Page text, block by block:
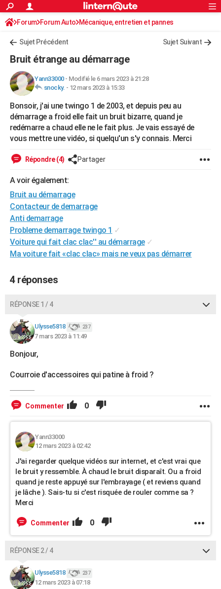
ACTUALITÉS
Politique
Société
Faits Divers
Education
Monde
Villes
+
FINANCE
Retraite
Impôts
Epargne
Immobilier
Risques naturels par ville
Banque
Assurance
Crédit
AUTO
Essais
Réserver un essai
Citadines
Berlines
SUV
Forum auto
+HIGH-TECH
Mobiles
Meilleur smartphone
Internet
Ordinateurs
Jeux vidéo
Guide high-tech
+BRICOLAGE
WEEK-END
Art de vivre
Bien-être
Loisirs
ModeModes de vie
SANTE
Alimentation
Guide de la santé
Maladies
Médicaments
Sommeil
Destinations
City break
Voyage nature
Voyage de noces
Forum
Climat
PHOTO
GUIDES D'ACHAT
Dictionnaire
Biographies
Citations
Expressions
Proverbes
PROGRAMME TV
COPAINS D'AVANT
S'inscrire
Se connecter
Lycées
Collèges
Primaires
Universités
Entreprises
Service militaire
Avis de recherche
AVIS DE DÉCÈS
FORUM
Bricolage
Lifestyle
Culture
Sport
Auto
Television
Voyage
Cinema
Rechercher
S'inscrire
Connexion
Forum Forum Auto Mécanique, entretien et pannes
Sujet Précédent Sujet Suivant
Bruit étrange au démarrage
Yann33000- Modifié le 6 mars 2023 à 21:28
snocky. - 12 mars 2023 à 15:33
Bonsoir, j'ai une twingo 1 de 2003, et depuis peu au
démarrage a froid elle fait un bruit bizarre, quand je
redémarre a chaud elle ne le fait plus. Je vais essayé de
vous mettre une vidéo, si quelqu'un s'y connais. Merci
Répondre (4) Partager
A voir également:
Bruit au démarrage
Contacteur de demarrage
Anti demarrage
Probleme demarrage twingo 1 ✓
Voiture qui fait clac clac'' au démarrage ✓
Ma voiture fait «clac clac» mais ne veux pas démarrer
4 réponses
RÉPONSE 1 / 4
Ulysse5818 237
7 mars 2023 à 11:49
Bonjour,
Courroie d'accessoires qui patine à froid ?
Commenter 0
Yann33000
12 mars 2023 à 02:42
J'ai regarder quelque vidéos sur internet, et c'est vrai que
le bruit y ressemble. À chaud le bruit disparaît. Ou a froid
quand je reste appuyé sur l'embrayage ( et reviens quand
je lâche ). Sais-tu si c'est risquée de rouler comme sa ?
Merci
Commenter 0
RÉPONSE 2 / 4
Ulysse5818 237
12 mars 2023 à 07:18